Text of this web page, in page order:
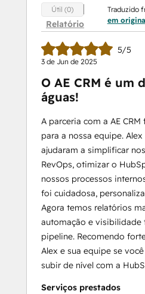
Útil (0)
Relatório
Traduzido
em
5/5
3 de Jun de 2025
O AE CRM é um
águas!
A parceria com a AE
para a nossa equipe.
ajudaram a simplificar
RevOps, otimizar o
nossos processos
foi cuidadosa,
Agora temos relatórios
automação e visibilidade
pipeline. Recomendo
Alex e sua equipe se
subir de nível com a
Serviços prestados